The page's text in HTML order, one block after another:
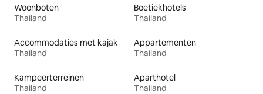
Woonboten
Thailand
Boetiekhotels
Thailand
Accommodaties met kajak
Thailand
Appartementen
Thailand
Kampeerterreinen
Thailand
Aparthotel
Thailand